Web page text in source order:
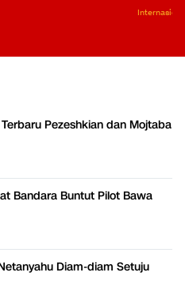
Pezeshkian dan Mojtaba
Bandara Buntut Pilot Bawa
Diam-diam Setuju